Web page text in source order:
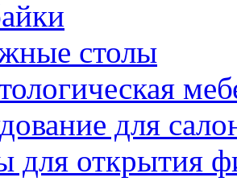
столы
для
для открытия